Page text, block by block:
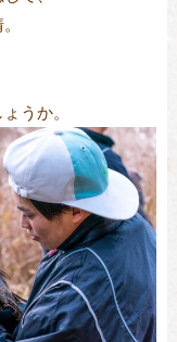
うか。